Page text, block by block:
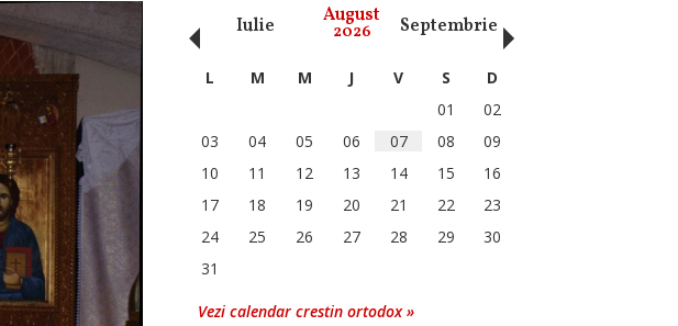
Mai Iulie August
2026 Septembrie Octombrie
‹ L M M J V S
D
01
02
03
04 05 06 07 08
09
10
11 12 13 14 15
16
17
18 19 20 21 22
23
24
25 26 27 28 29
30
31
Vezi calendar crestin ortodox »